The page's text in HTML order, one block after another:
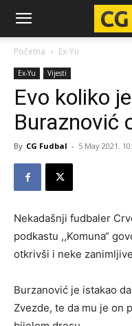
CG-
Fudbal
Početna Ex-Yu
Ex-Yu Vijesti
Evo koliko
Buraznović
By CG Fudbal - 5 May 2021.
Nekadašnji fudbaler
podkastu ,,Komuna“
otkrivši i neke
Burzanović je istakao
Zvezde, te da mu je on